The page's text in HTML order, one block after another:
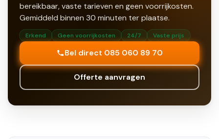
bereikbaar, vaste tarieven en geen voorrijkosten.
Gemiddeld binnen 30 minuten ter plaatse.
Erkend Geen voorrijkosten 24/7 Vaste prijs
Bel direct 085 060 89 70
Offerte aanvragen